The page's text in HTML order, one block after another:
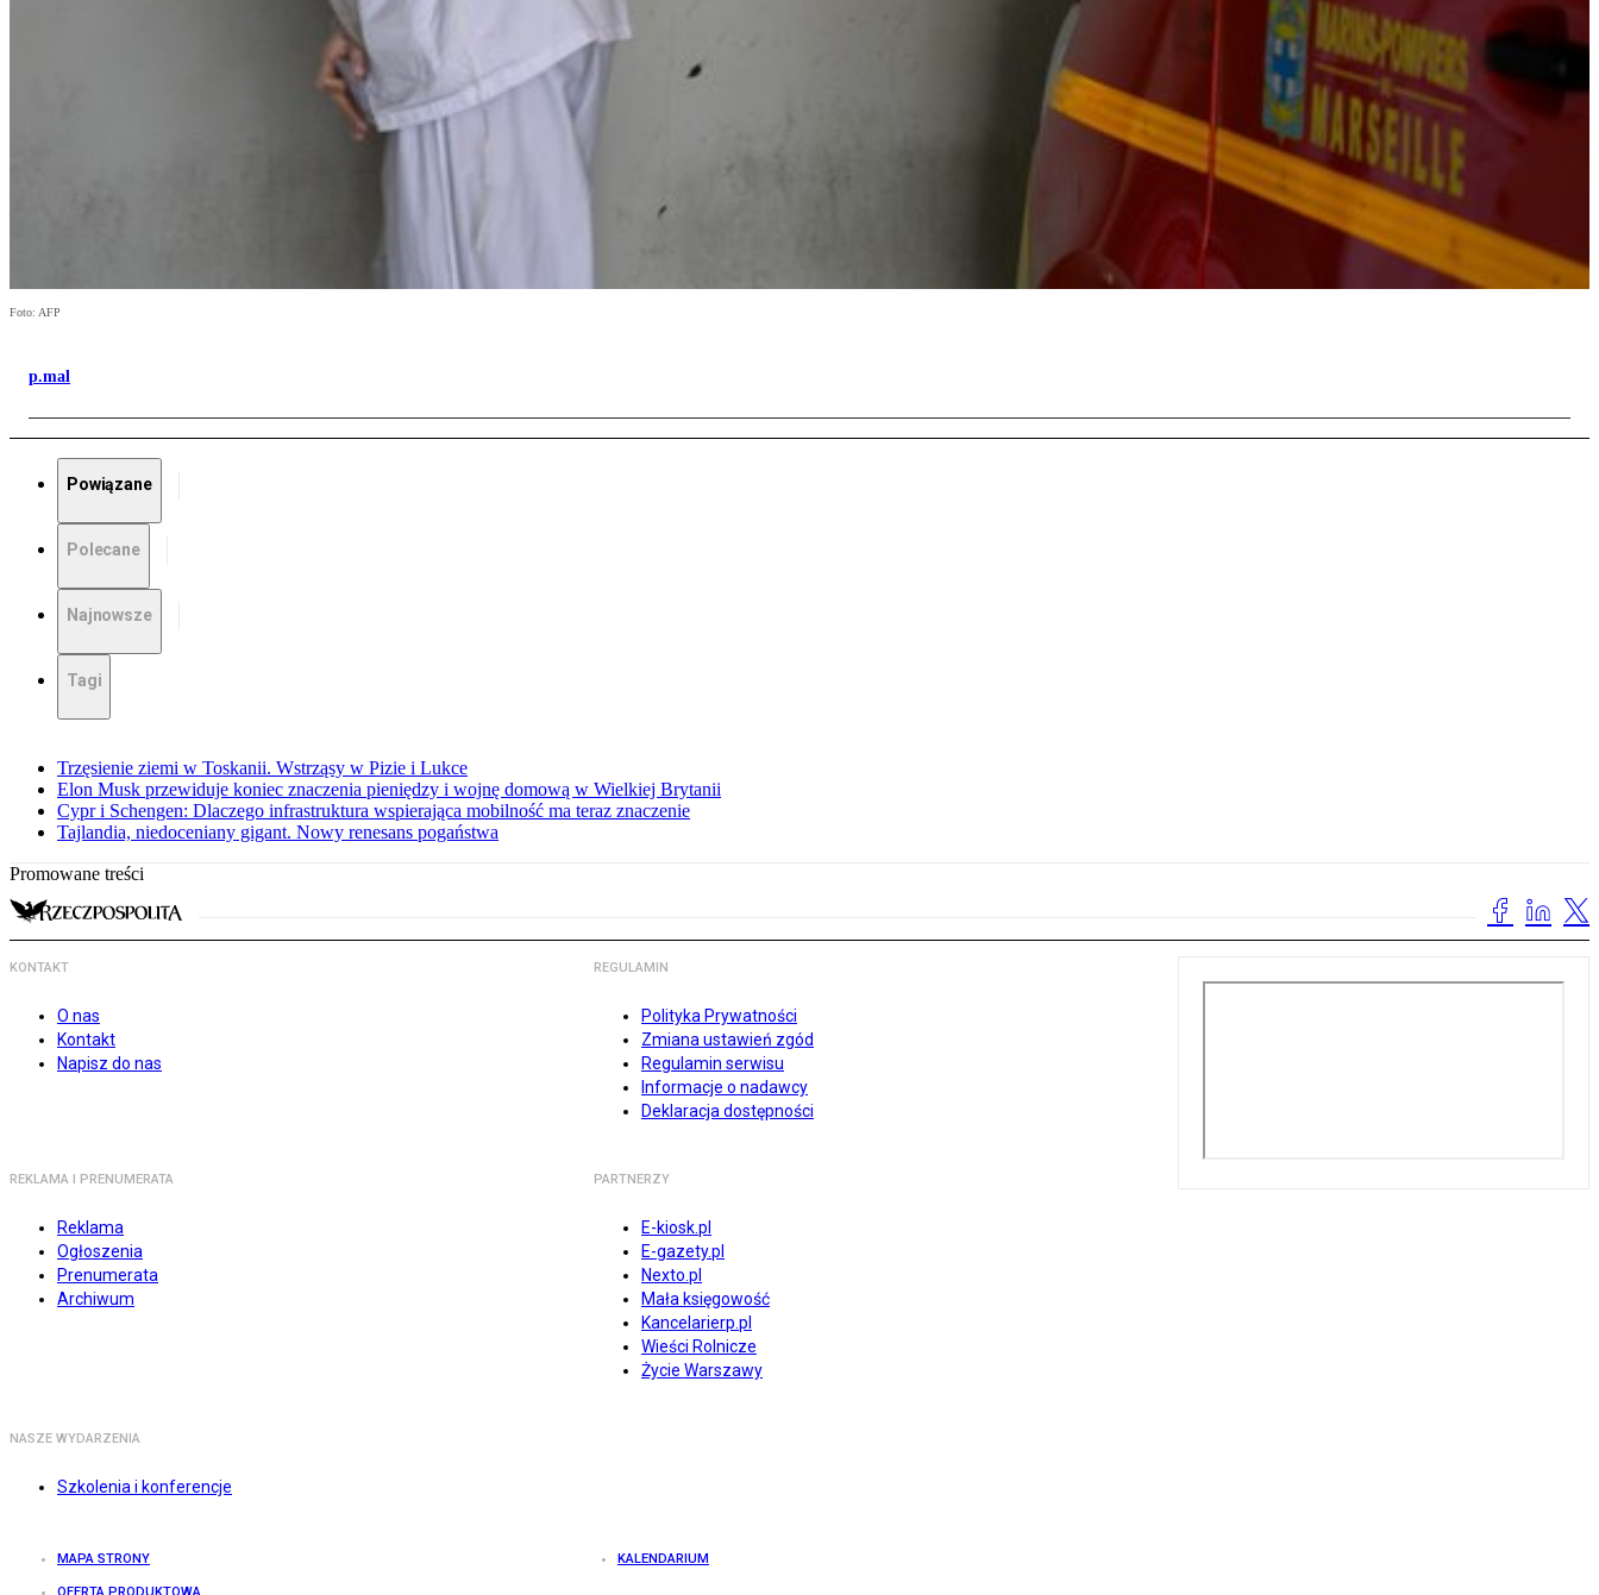
Foto: AFP
p.mal
Powiązane
Polecane
Najnowsze
Tagi
Trzęsienie ziemi w Toskanii. Wstrząsy w Pizie i Lukce
Elon Musk przewiduje koniec znaczenia pieniędzy i wojnę domową w Wielkiej Brytanii
Cypr i Schengen: Dlaczego infrastruktura wspierająca mobilność ma teraz znaczenie
Tajlandia, niedoceniany gigant. Nowy renesans pogaństwa
Promowane treści
KONTAKT
O nas
Kontakt
Napisz do nas
REGULAMIN
Polityka Prywatności
Zmiana ustawień zgód
Regulamin serwisu
Informacje o nadawcy
Deklaracja dostępności
REKLAMA I PRENUMERATA
Reklama
Ogłoszenia
Prenumerata
Archiwum
PARTNERZY
E-kiosk.pl
E-gazety.pl
Nexto.pl
Mała księgowość
Kancelarierp.pl
Wieści Rolnicze
Życie Warszawy
NASZE WYDARZENIA
Szkolenia i konferencje
MAPA STRONY KALENDARIUM